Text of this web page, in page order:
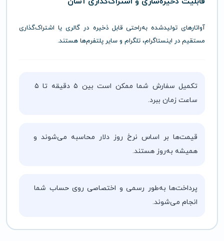
آواتارهایتولیدشدهبه‌راحتیقابلذخیره در گالری یا اشتراک‌گذاری
مستقیم در اینستاگرام، تلگرام و سایر پلتفرم‌ها هستند.
تکمیل سفارش شما ممکن است بین ۵ دقیقه تا ۵
ساعت زمان ببرد.
قیمت‌ها بر اساس نرخ روز دلار محاسبه می‌شوند و
همیشه به‌روز هستند.
پرداخت‌ها به‌طور رسمی و اختصاصی روی حساب شما
انجام می‌شوند.